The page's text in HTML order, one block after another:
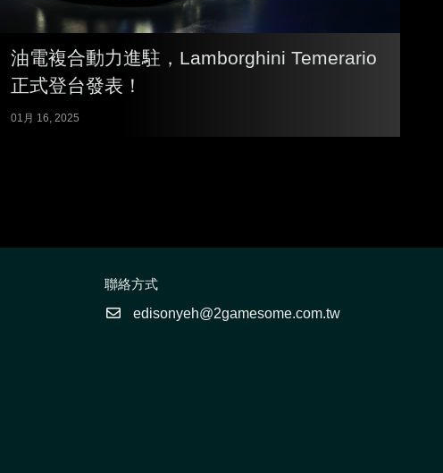
油電複合動力進駐，Lamborghini Temerario
正式登台發表！
01月 16, 2025
聯絡方式
edisonyeh@2gamesome.com.tw